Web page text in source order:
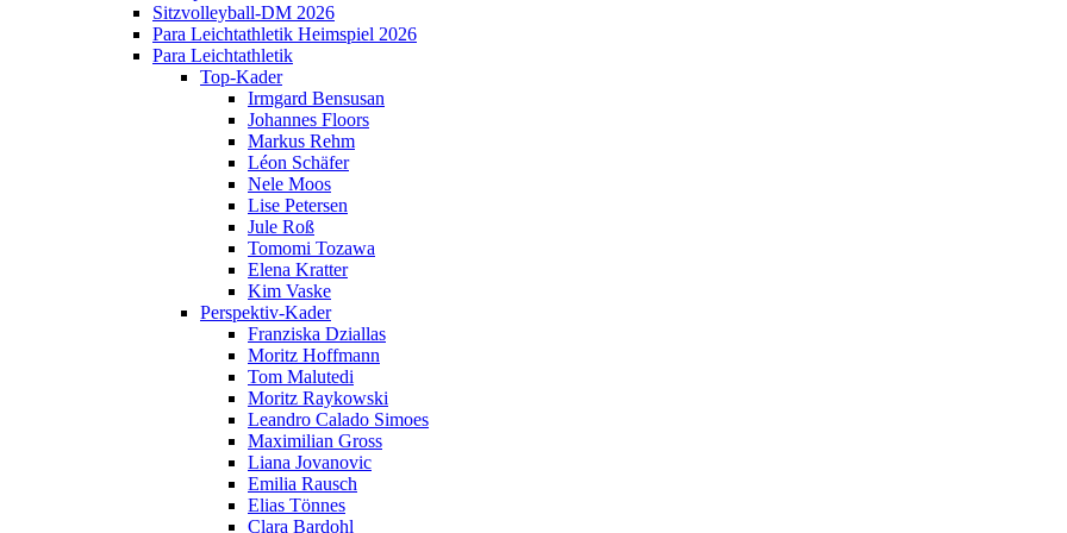
Sitzvolleyball-DM 2026
Para Leichtathletik Heimspiel 2026
Para Leichtathletik
Top-Kader
Irmgard Bensusan
Johannes Floors
Markus Rehm
Léon Schäfer
Nele Moos
Lise Petersen
Jule Roß
Tomomi Tozawa
Elena Kratter
Kim Vaske
Perspektiv-Kader
Franziska Dziallas
Moritz Hoffmann
Tom Malutedi
Moritz Raykowski
Leandro Calado Simoes
Maximilian Gross
Liana Jovanovic
Emilia Rausch
Elias Tönnes
Clara Bardohl